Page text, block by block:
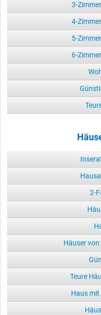
3-
4-
5-
6-
2-
Häuser
Teure
Haus